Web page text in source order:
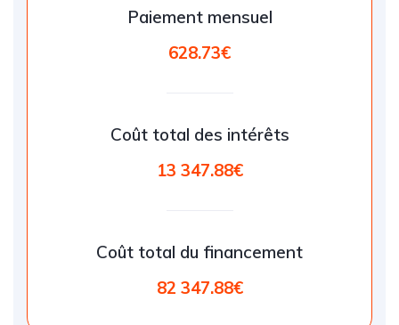
Paiement mensuel
628.73€
Coût total des intérêts
13 347.88€
Coût total du financement
82 347.88€